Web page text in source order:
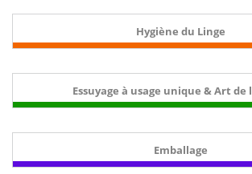
Hygiène du Linge
Essuyage à usage unique & Art de
Emballage